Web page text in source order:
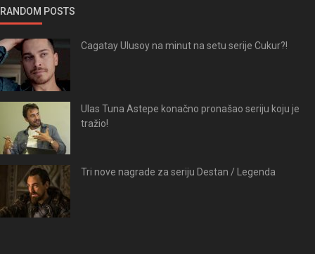
RANDOM POSTS
Cagatay Ulusoy na minut na setu serije Cukur?!
Ulas Tuna Astepe konačno pronašao seriju koju je
tražio!
Tri nove nagrade za seriju Destan / Legenda